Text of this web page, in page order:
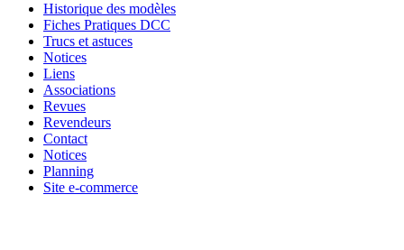
Historique des modèles
Fiches Pratiques DCC
Trucs et astuces
Notices
Liens
Associations
Revues
Revendeurs
Contact
Notices
Planning
Site e-commerce